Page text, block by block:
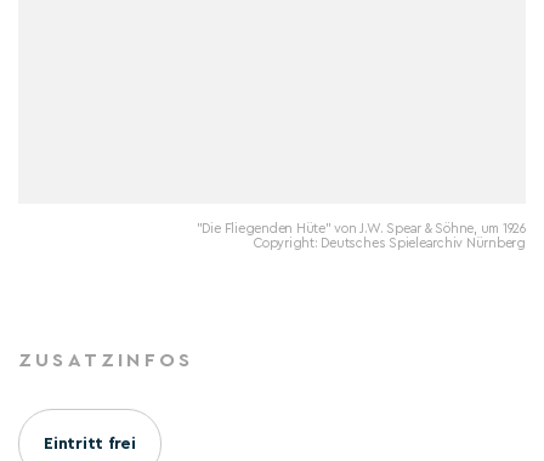
"Die Fliegenden Hüte" von J.W. Spear & Söhne, um 1926
Copyright: Deutsches Spielearchiv Nürnberg
ZUSATZINFOS
Eintritt frei